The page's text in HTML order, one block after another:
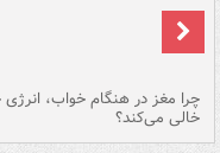
چرا مغز در هنگام خواب، انرژی
خالی می‌کند؟